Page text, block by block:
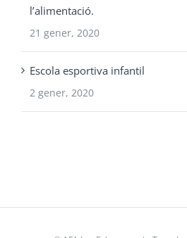
l’alimentació.
21 gener, 2020
Escola esportiva infantil
2 gener, 2020